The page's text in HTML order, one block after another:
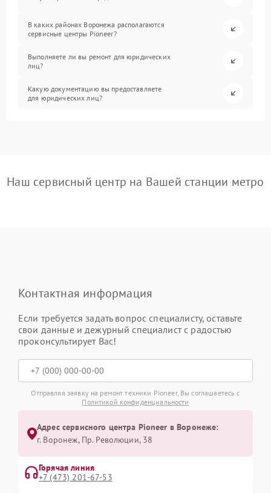
В каких районах Воронежа располагаются
сервисные центры Pioneer?
Выполняете ли вы ремонт для юридических
лиц?
Какую документацию вы предоставляете
для юридических лиц?
Наш сервисный центр на Вашей станции метро
Контактная информация
Если требуется задать вопрос специалисту, оставьте
свои данные и дежурный специалист с радостью
проконсультирует Вас!
Отправляя заявку на ремонт техники Pioneer, Вы соглашаетесь с
Политикой конфиденциальности
Адрес сервисного центра Pioneer в Воронеже:
г. Воронеж, Пр. Революции, 38
Горячая линия
+7 (473) 201-67-53